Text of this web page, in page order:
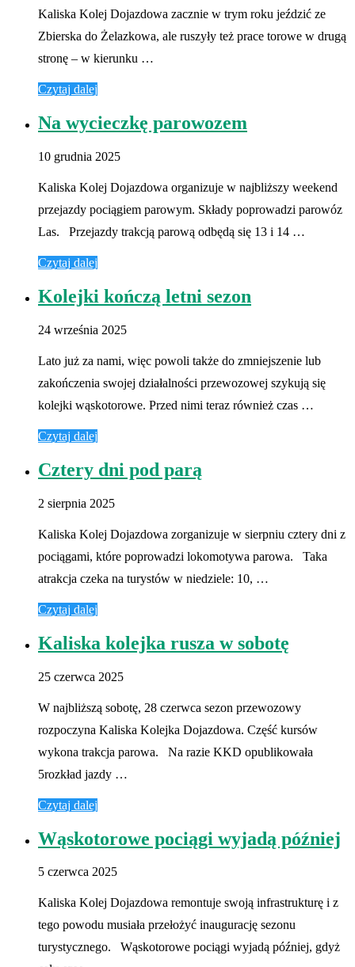
Kaliska Kolej Dojazdowa zacznie w trym roku jeździć ze
Zbierska do Żelazkowa, ale ruszyły też prace torowe w drugą
stronę – w kierunku …
Czytaj dalej
Na wycieczkę parowozem
10 grudnia 2025
Kaliska Kolej Dojazdowa organizuje w najbliższy weekend
przejazdy pociągiem parowym. Składy poprowadzi parowóz
Las. Przejazdy trakcją parową odbędą się 13 i 14 …
Czytaj dalej
Kolejki kończą letni sezon
24 września 2025
Lato już za nami, więc powoli także do zmniejszenie lub
zakończenia swojej działalności przewozowej szykują się
kolejki wąskotorowe. Przed nimi teraz również czas …
Czytaj dalej
Cztery dni pod parą
2 sierpnia 2025
Kaliska Kolej Dojazdowa zorganizuje w sierpniu cztery dni z
pociągami, które poprowadzi lokomotywa parowa. Taka
atrakcja czeka na turystów w niedziele: 10, …
Czytaj dalej
Kaliska kolejka rusza w sobotę
25 czerwca 2025
W najbliższą sobotę, 28 czerwca sezon przewozowy
rozpoczyna Kaliska Kolejka Dojazdowa. Część kursów
wykona trakcja parowa. Na razie KKD opublikowała
5rozkład jazdy …
Czytaj dalej
Wąskotorowe pociągi wyjadą później
5 czerwca 2025
Kaliska Kolej Dojazdowa remontuje swoją infrastrukturę i z
tego powodu musiała przełożyć inaugurację sezonu
turystycznego. Wąskotorowe pociągi wyjadą później, gdyż